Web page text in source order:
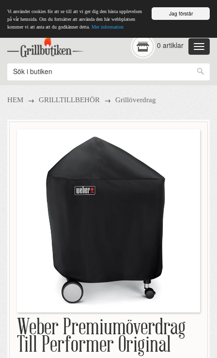
Jag förstår
Vi använder cookies för att se till att vi ger dig den bästa upplevelsen
på vår hemsida. Om du fortsätter att använda den här webbplatsen
kommer vi att anta att du godkänner detta. Mer information
0 artiklar
HEM → GRILLTILLBEHÖR → Grillöverdrag
Weber Premiumöverdrag
Till Performer Original